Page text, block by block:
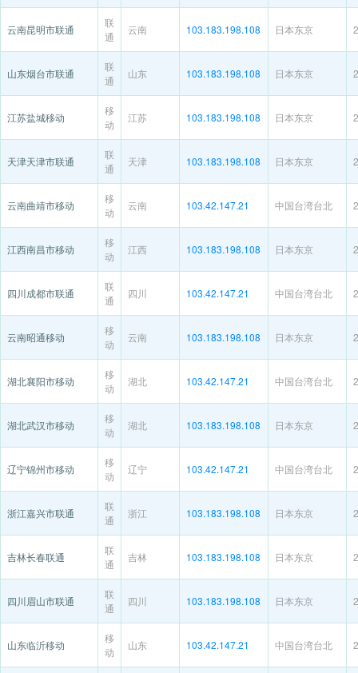
云南昆明市联通
联
通
云南 103.183.198.108 日本东京
山东烟台市联通
联
通
山东 103.183.198.108 日本东京
江苏盐城移动
移
动
江苏 103.183.198.108 日本东京
天津天津市联通
联
通
天津 103.183.198.108 日本东京
云南曲靖市移动
移
动
云南 103.42.147.21 中国台湾台北
江西南昌市移动
移
动
江西 103.183.198.108 日本东京
四川成都市联通
联
通
四川 103.42.147.21 中国台湾台北
云南昭通移动
移
动
云南 103.183.198.108 日本东京
湖北襄阳市移动
移
动
湖北 103.42.147.21 中国台湾台北
湖北武汉市移动
移
动
湖北 103.183.198.108 日本东京
辽宁锦州市移动
移
动
辽宁 103.42.147.21 中国台湾台北
浙江嘉兴市联通
联
通
浙江 103.183.198.108 日本东京
吉林长春联通
联
通
吉林 103.183.198.108 日本东京
四川眉山市联通
联
通
四川 103.183.198.108 日本东京
山东临沂移动
移
动
山东 103.42.147.21 中国台湾台北